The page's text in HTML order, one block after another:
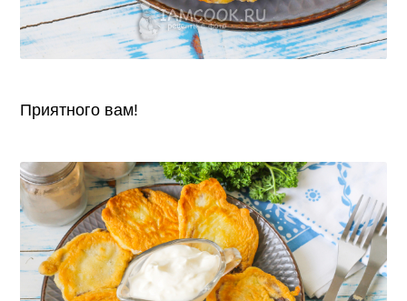
Приятного вам!